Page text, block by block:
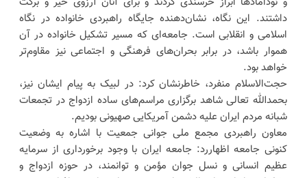
داشتند. این نگاه، نشان‌دهنده جایگاه راهبردی خانواده در نگاه
اسلامی و انقلابی است. جامعه‌ای که مسیر تشکیل خانواده در آن
هموار باشد، در برابر بحران‌های فرهنگی و اجتماعی نیز مقاوم‌تر
خواهد بود.
حجت‌الاسلام منفرد، خاطرنشان کرد: در لبیک به پیام ایشان نیز،
بحمدالله تعالی شاهد برگزاری مراسم‌های ساده ازدواج در تجمعات
شبانه مردم ایران علیه دشمن آمریکایی صهیونی بودیم.
معاون راهبردی مجمع ملی جوانی جمعیت با اشاره به وضعیت
کنونی جامعه اظهاررد: جامعه ایران با وجود برخورداری از سرمایه
عظیم انسانی و نسل جوان مؤمن و توانمند، در حوزه ازدواج و